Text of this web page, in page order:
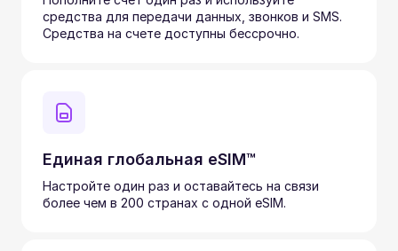
средства для передачи данных, звонков и SMS.
Средства на счете доступны бессрочно.
Единая глобальная eSIM™
Настройте один раз и оставайтесь на связи
более чем в 200 странах с одной eSIM.